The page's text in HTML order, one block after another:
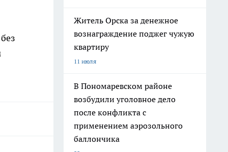
Житель Орска за денежное
вознаграждение поджег чужую
квартиру
11 июля
В Пономаревском районе
возбудили уголовное дело
после конфликта с
применением аэрозольного
баллончика